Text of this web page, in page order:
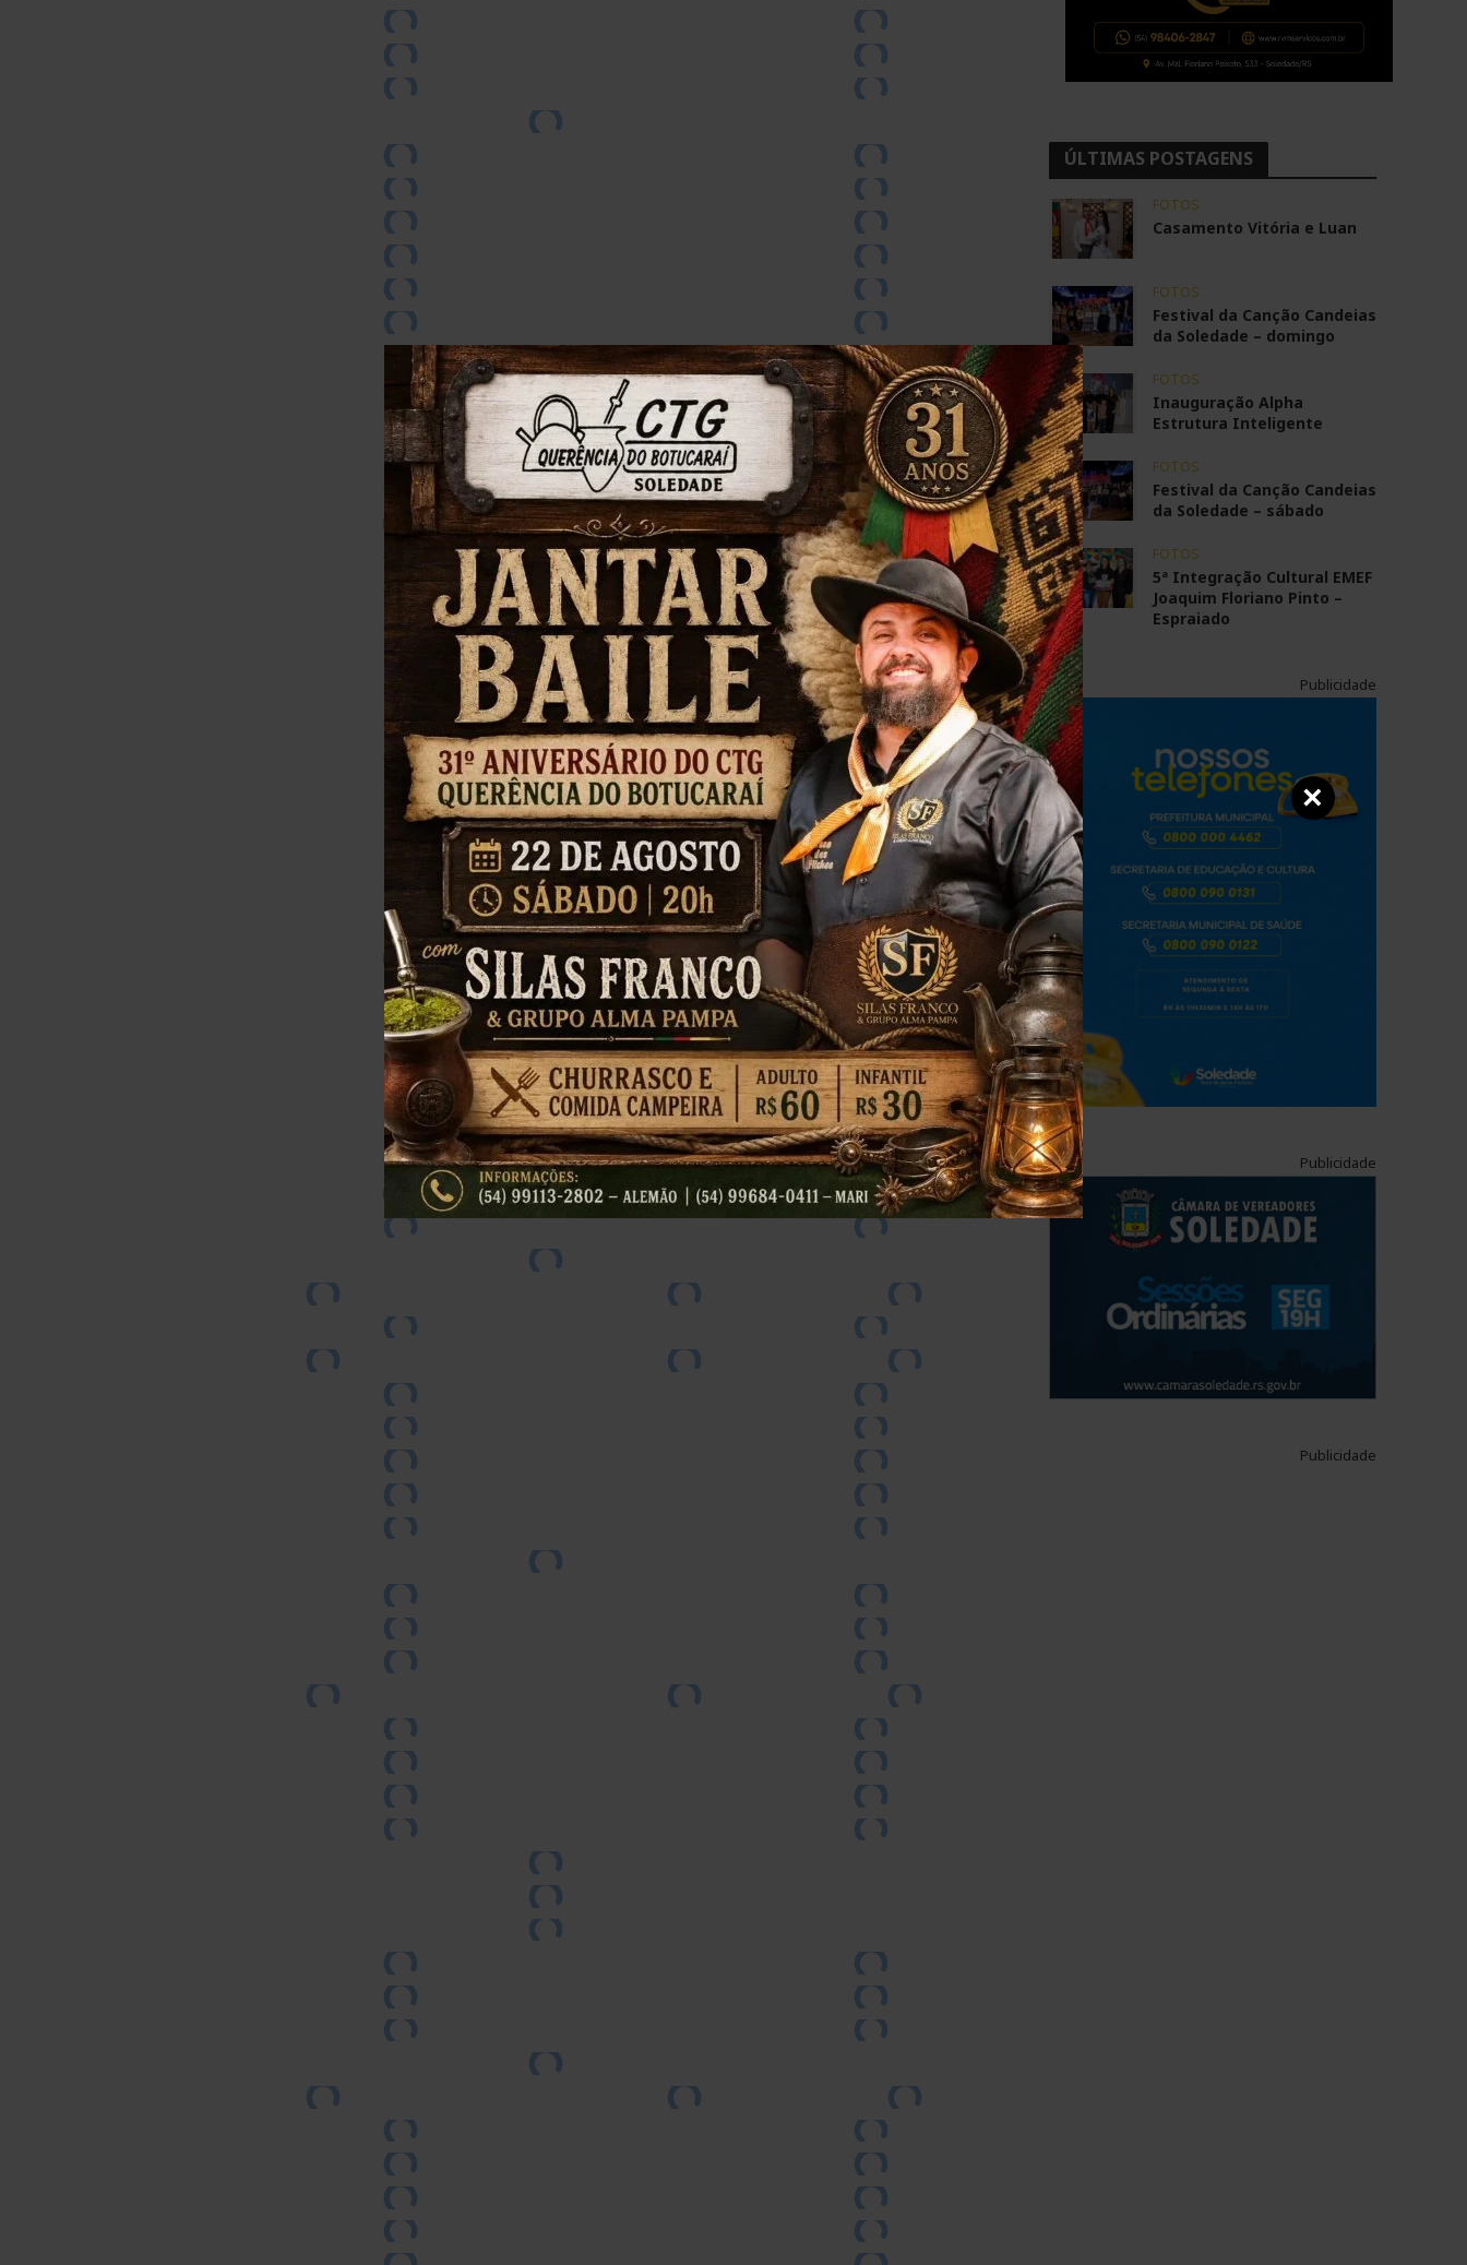
ÚLTIMAS POSTAGENS
FOTOS
Casamento Vitória e Luan
FOTOS
Festival da Canção Candeias
da Soledade – domingo
FOTOS
Inauguração Alpha
Estrutura Inteligente
FOTOS
Festival da Canção Candeias
da Soledade – sábado
FOTOS
5ª Integração Cultural EMEF
Joaquim Floriano Pinto –
Espraiado
Publicidade
Publicidade
Publicidade
×